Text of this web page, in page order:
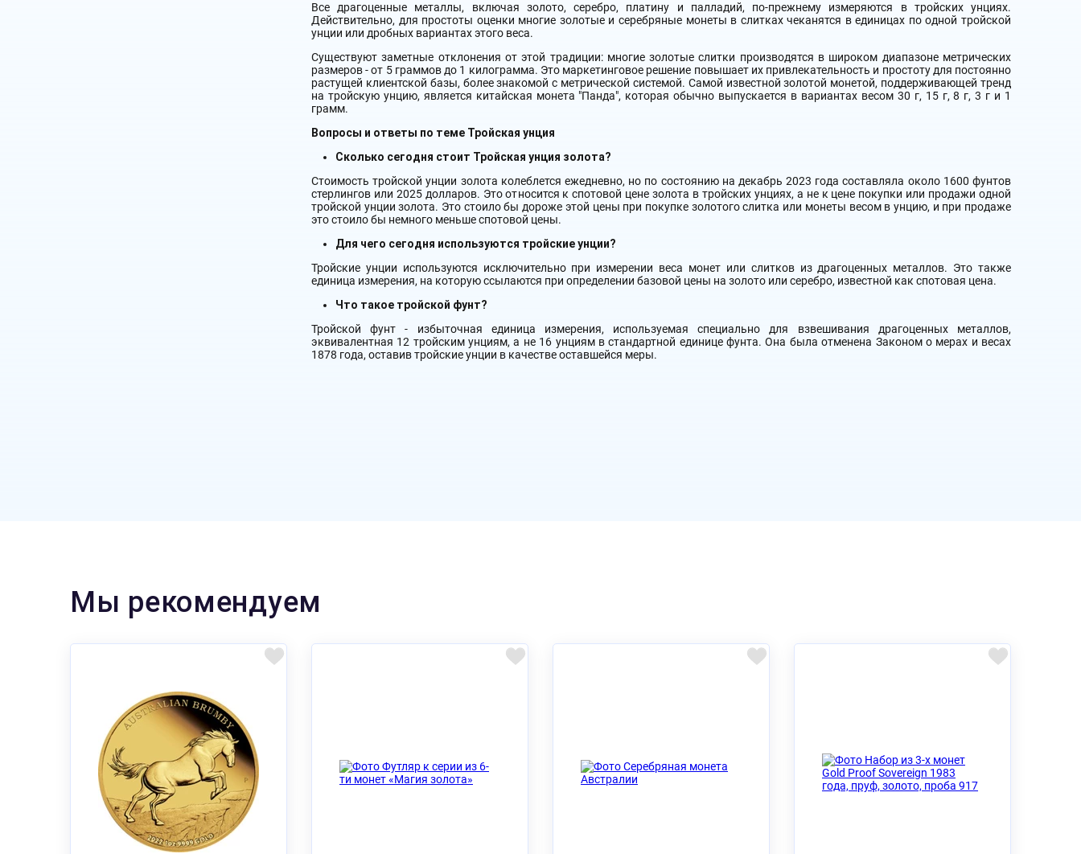
Все драгоценные металлы, включая золото, серебро, платину и палладий, по-прежнему измеряются в тройских унциях.
Действительно, для простоты оценки многие золотые и серебряные монеты в слитках чеканятся в единицах по одной тройской
унции или дробных вариантах этого веса.
Существуют заметные отклонения от этой традиции: многие золотые слитки производятся в широком диапазоне метрических
размеров - от 5 граммов до 1 килограмма. Это маркетинговое решение повышает их привлекательность и простоту для постоянно
растущей клиентской базы, более знакомой с метрической системой. Самой известной золотой монетой, поддерживающей тренд
на тройскую унцию, является китайская монета "Панда", которая обычно выпускается в вариантах весом 30 г, 15 г, 8 г, 3 г и 1
грамм.
Вопросы и ответы по теме Тройская унция
Сколько сегодня стоит Тройская унция золота?
Стоимость тройской унции золота колеблется ежедневно, но по состоянию на декабрь 2023 года составляла около 1600 фунтов
стерлингов или 2025 долларов. Это относится к спотовой цене золота в тройских унциях, а не к цене покупки или продажи одной
тройской унции золота. Это стоило бы дороже этой цены при покупке золотого слитка или монеты весом в унцию, и при продаже
это стоило бы немного меньше спотовой цены.
Для чего сегодня используются тройские унции?
Тройские унции используются исключительно при измерении веса монет или слитков из драгоценных металлов. Это также
единица измерения, на которую ссылаются при определении базовой цены на золото или серебро, известной как спотовая цена.
Что такое тройской фунт?
Тройской фунт - избыточная единица измерения, используемая специально для взвешивания драгоценных металлов,
эквивалентная 12 тройским унциям, а не 16 унциям в стандартной единице фунта. Она была отменена Законом о мерах и весах
1878 года, оставив тройские унции в качестве оставшейся меры.
Мы рекомендуем